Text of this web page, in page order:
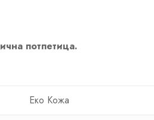
потпетица.
Еко Кожa